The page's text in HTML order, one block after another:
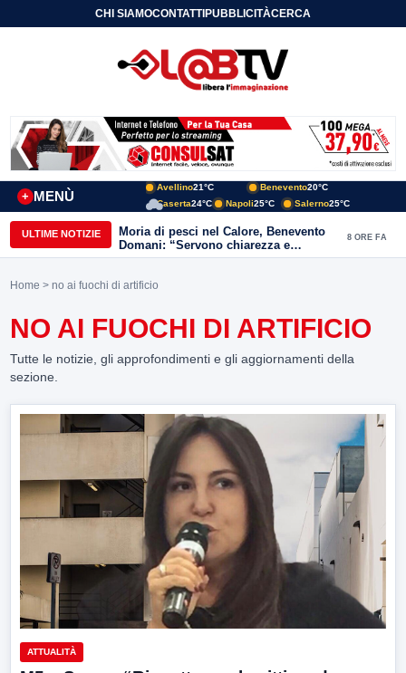
CHI SIAMOCONTATTIPUBBLICITÀCERCA
MENÙ
+
Avellino21°C Benevento20°C
Caserta24°C Napoli25°C Salerno25°C
ULTIME NOTIZIE
Moria di pesci nel Calore, Benevento
Domani: “Servono chiarezza e
approfondimenti sulla gestione
8 ORE FA
Home > no ai fuochi di artificio
NO AI FUOCHI DI ARTIFICIO
Tutte le notizie, gli approfondimenti e gli aggiornamenti della
sezione.
ATTUALITÀ